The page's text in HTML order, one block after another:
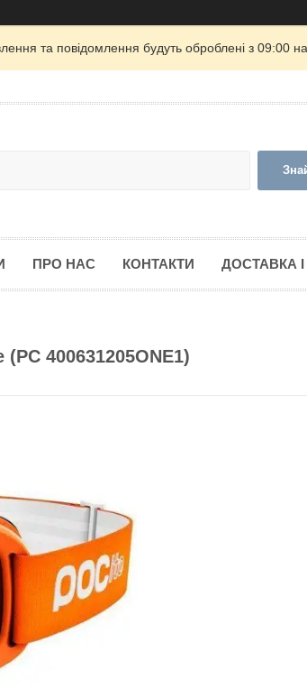
та повідомлення будуть оброблені з 09:00
ПРО НАС КОНТАКТИ ДОСТАВКА
400631205ONE1)